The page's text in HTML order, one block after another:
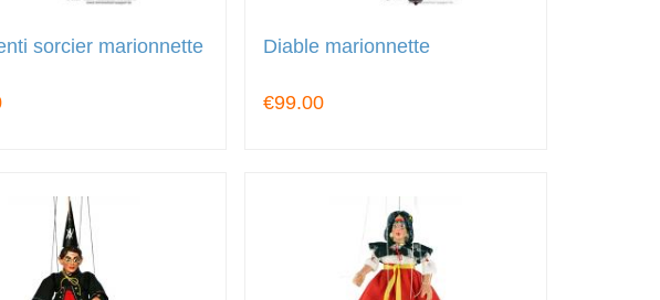
sorcier marionnette Diable marionnette
€99.00